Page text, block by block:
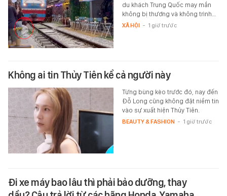
du khách Trung Quốc may mắn
không bị thương và không trình…
XÃ HỘI - 1 giờ trước
Không ai tin Thủy Tiên kể cả người này
Từng bùng kèo trước đó, nay đến
Đỗ Long cũng không đặt niềm tin
vào sự xuất hiện Thủy Tiên.
BEAUTY & FASHION - 1 giờ trước
Đi xe máy bao lâu thì phải bảo dưỡng, thay